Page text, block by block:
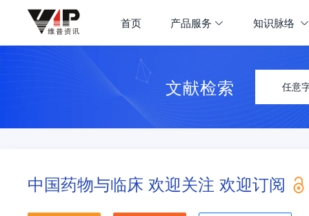
首页 产品服务 知识脉络
文献检索 任意
中国药物与临床 欢迎关注 欢迎订阅